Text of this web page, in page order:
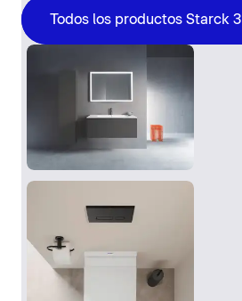
Todos los productos Starck 3